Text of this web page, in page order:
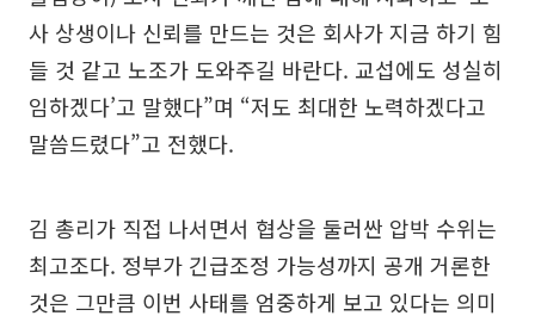
사 상생이나 신뢰를 만드는 것은 회사가 지금 하기 힘
들 것 같고 노조가 도와주길 바란다. 교섭에도 성실히
임하겠다’고 말했다”며 “저도 최대한 노력하겠다고
말씀드렸다”고 전했다.
김 총리가 직접 나서면서 협상을 둘러싼 압박 수위는
최고조다. 정부가 긴급조정 가능성까지 공개 거론한
것은 그만큼 이번 사태를 엄중하게 보고 있다는 의미